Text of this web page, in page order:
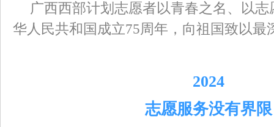
广西西部计划志愿者以青春之名、以
华人民共和国成立75周年，向祖国致以最
2024
志愿服务没有界限